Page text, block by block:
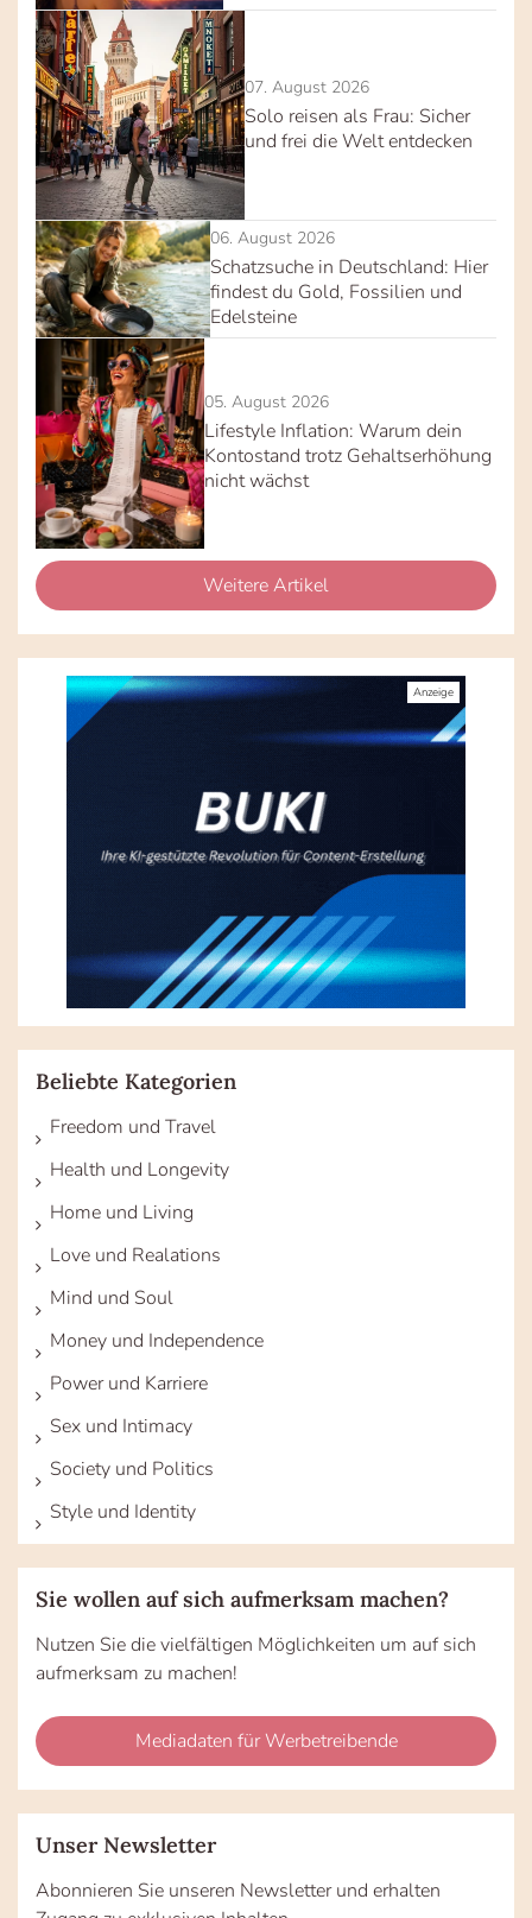
07. August 2026
Solo reisen als Frau: Sicher
und frei die Welt entdecken
06. August 2026
Schatzsuche in Deutschland: Hier
findest du Gold, Fossilien und
Edelsteine
05. August 2026
Lifestyle Inflation: Warum dein
Kontostand trotz Gehaltserhöhung
nicht wächst
Weitere Artikel
Beliebte Kategorien
Freedom und Travel
Health und Longevity
Home und Living
Love und Realations
Mind und Soul
Money und Independence
Power und Karriere
Sex und Intimacy
Society und Politics
Style und Identity
Sie wollen auf sich aufmerksam machen?
Nutzen Sie die vielfältigen Möglichkeiten um auf sich
aufmerksam zu machen!
Mediadaten für Werbetreibende
Unser Newsletter
Abonnieren Sie unseren Newsletter und erhalten